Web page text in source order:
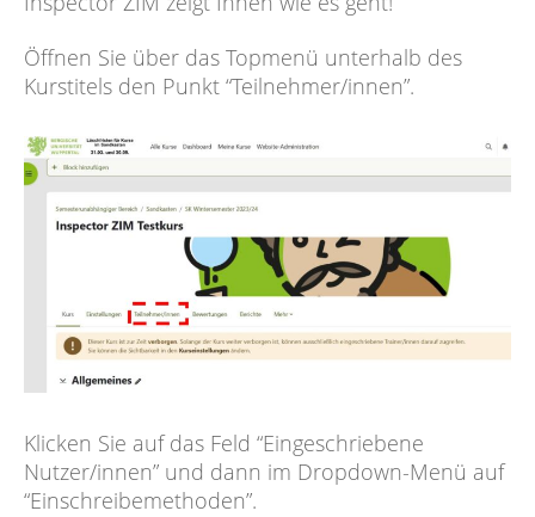
Öffnen Sie über das Topmenü unterhalb des
Kurstitels den Punkt “Teilnehmer/innen”.
Klicken Sie auf das Feld “Eingeschriebene
Nutzer/innen” und dann im Dropdown-Menü auf
“Einschreibemethoden”.